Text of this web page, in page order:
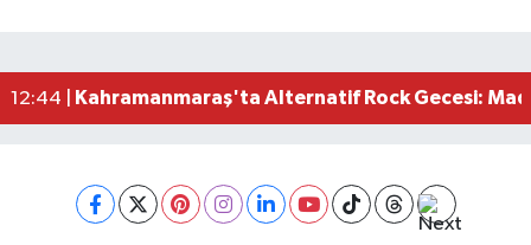
12:44 |
Kahramanmaraş'ta Alternatif Rock Gecesi:
12:28 |Narkotikten Peş Peşe Operasyon!
Kahramanmaraşlı Şehit Aileleri
Kahramanmaraş Ticaret ve Sanayi Odası Yeni